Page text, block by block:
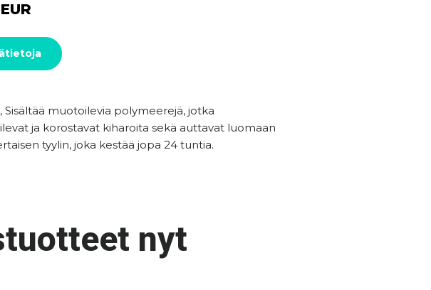
Sisältää muotoilevia polymeerejä, jotka
ja korostavat kiharoita sekä auttavat luomaan
tyylin, joka kestää jopa 24 tuntia.
nyt